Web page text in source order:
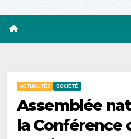
ACTUALITÉS SOCIÉTÉ
Assemblée
la Conférence